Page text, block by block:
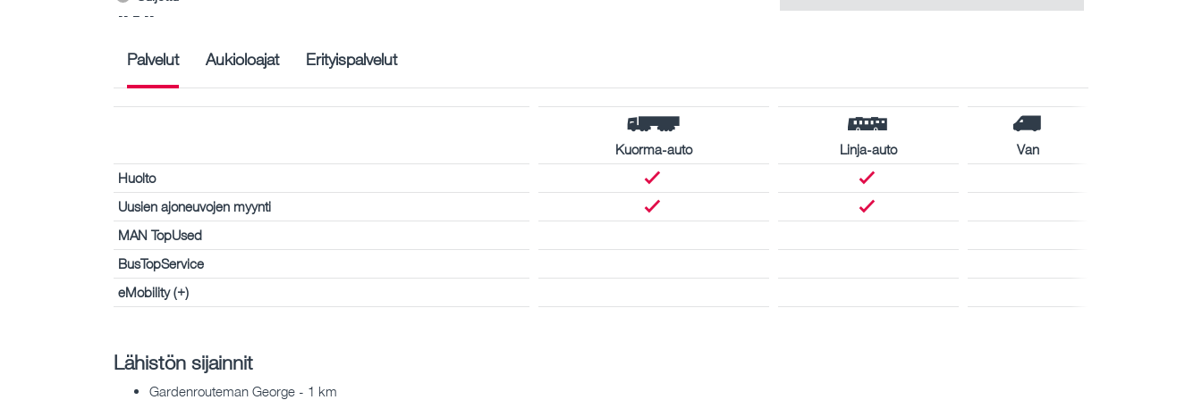
-- – --
Palvelut Aukioloajat Erityispalvelut
Kuorma-auto Linja-auto
Van
Huolto
Uusien ajoneuvojen myynti
MAN TopUsed
BusTopService
eMobility (+)
Lähistön sijainnit
Gardenrouteman George - 1 km